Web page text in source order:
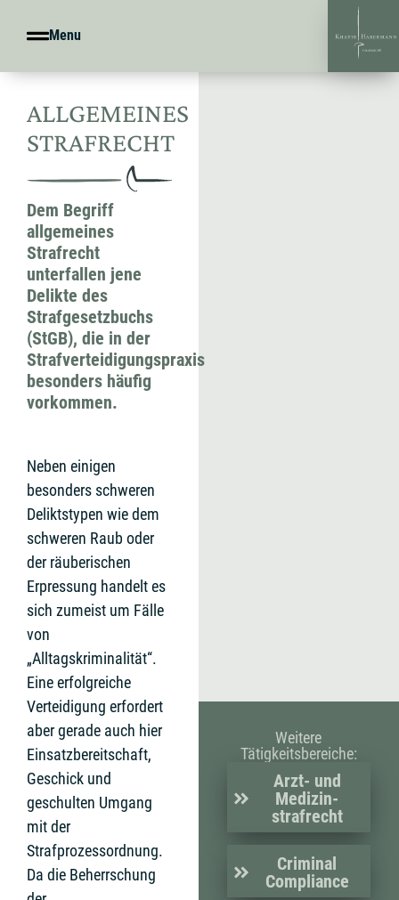
Menu
Weitere
Tätigkeitsbereiche:
Arzt- und
Medizin­
strafrecht
Criminal
Compliance
ALLGEMEINES
STRAFRECHT
Dem Begriff
allgemeines
Strafrecht
unterfallen jene
Delikte des
Strafgesetzbuchs
(StGB), die in der
Strafverteidigungspraxis
besonders häufig
vorkommen.
Neben einigen
besonders schweren
Deliktstypen wie dem
schweren Raub oder
der räuberischen
Erpressung handelt es
sich zumeist um Fälle
von
„Alltagskriminalität“.
Eine erfolgreiche
Verteidigung erfordert
aber gerade auch hier
Einsatzbereitschaft,
Geschick und
geschulten Umgang
mit der
Strafprozessordnung.
Da die Beherrschung